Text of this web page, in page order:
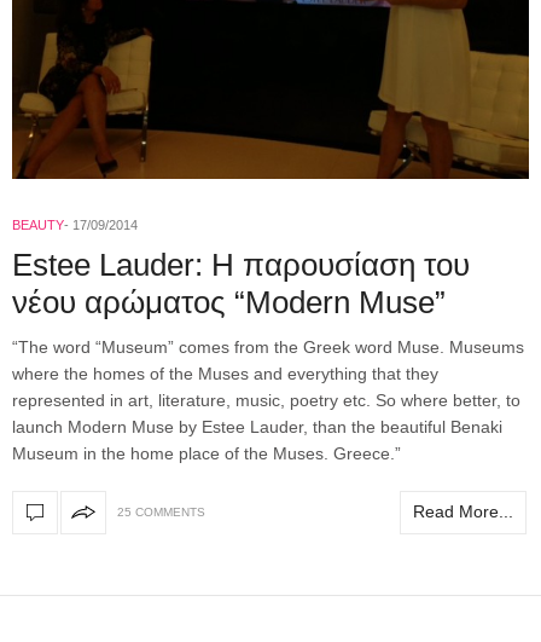
BEAUTY 17/09/2014
Estee Lauder: H παρουσίαση του
νέου αρώματος “Modern Muse”
“Τhe word “Museum” comes from the Greek word Muse. Museums
where the homes of the Muses and everything that they
represented in art, literature, music, poetry etc. So where better, to
launch Modern Muse by Estee Lauder, than the beautiful Benaki
Museum in the home place of the Muses. Greece.”
25 COMMENTS Read More...